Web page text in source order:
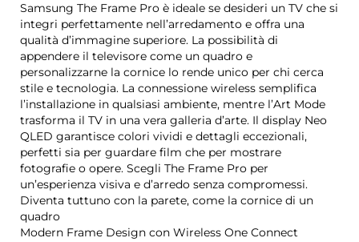
Samsung The Frame Pro è ideale se desideri un TV che si
integri perfettamente nell’arredamento e offra una
qualità d’immagine superiore. La possibilità di
appendere il televisore come un quadro e
personalizzarne la cornice lo rende unico per chi cerca
stile e tecnologia. La connessione wireless semplifica
l’installazione in qualsiasi ambiente, mentre l’Art Mode
trasforma il TV in una vera galleria d’arte. Il display Neo
QLED garantisce colori vividi e dettagli eccezionali,
perfetti sia per guardare film che per mostrare
fotografie o opere. Scegli The Frame Pro per
un’esperienza visiva e d’arredo senza compromessi.
Diventa tuttuno con la parete, come la cornice di un
quadro
Modern Frame Design con Wireless One Connect